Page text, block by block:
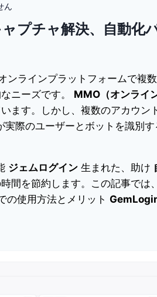
ん
プチャ解決、自動化
ンラインプラットフォームで複
ニーズです。 MMO（オンライ
ます。しかし、複数のアカウン
実際のユーザーとボットを識別す
ジェムログイン 生まれた、助け
間を節約します。この記事では
の使用方法とメリット